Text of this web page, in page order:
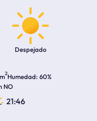
Despejado
2Humedad 60%
NO
21:46